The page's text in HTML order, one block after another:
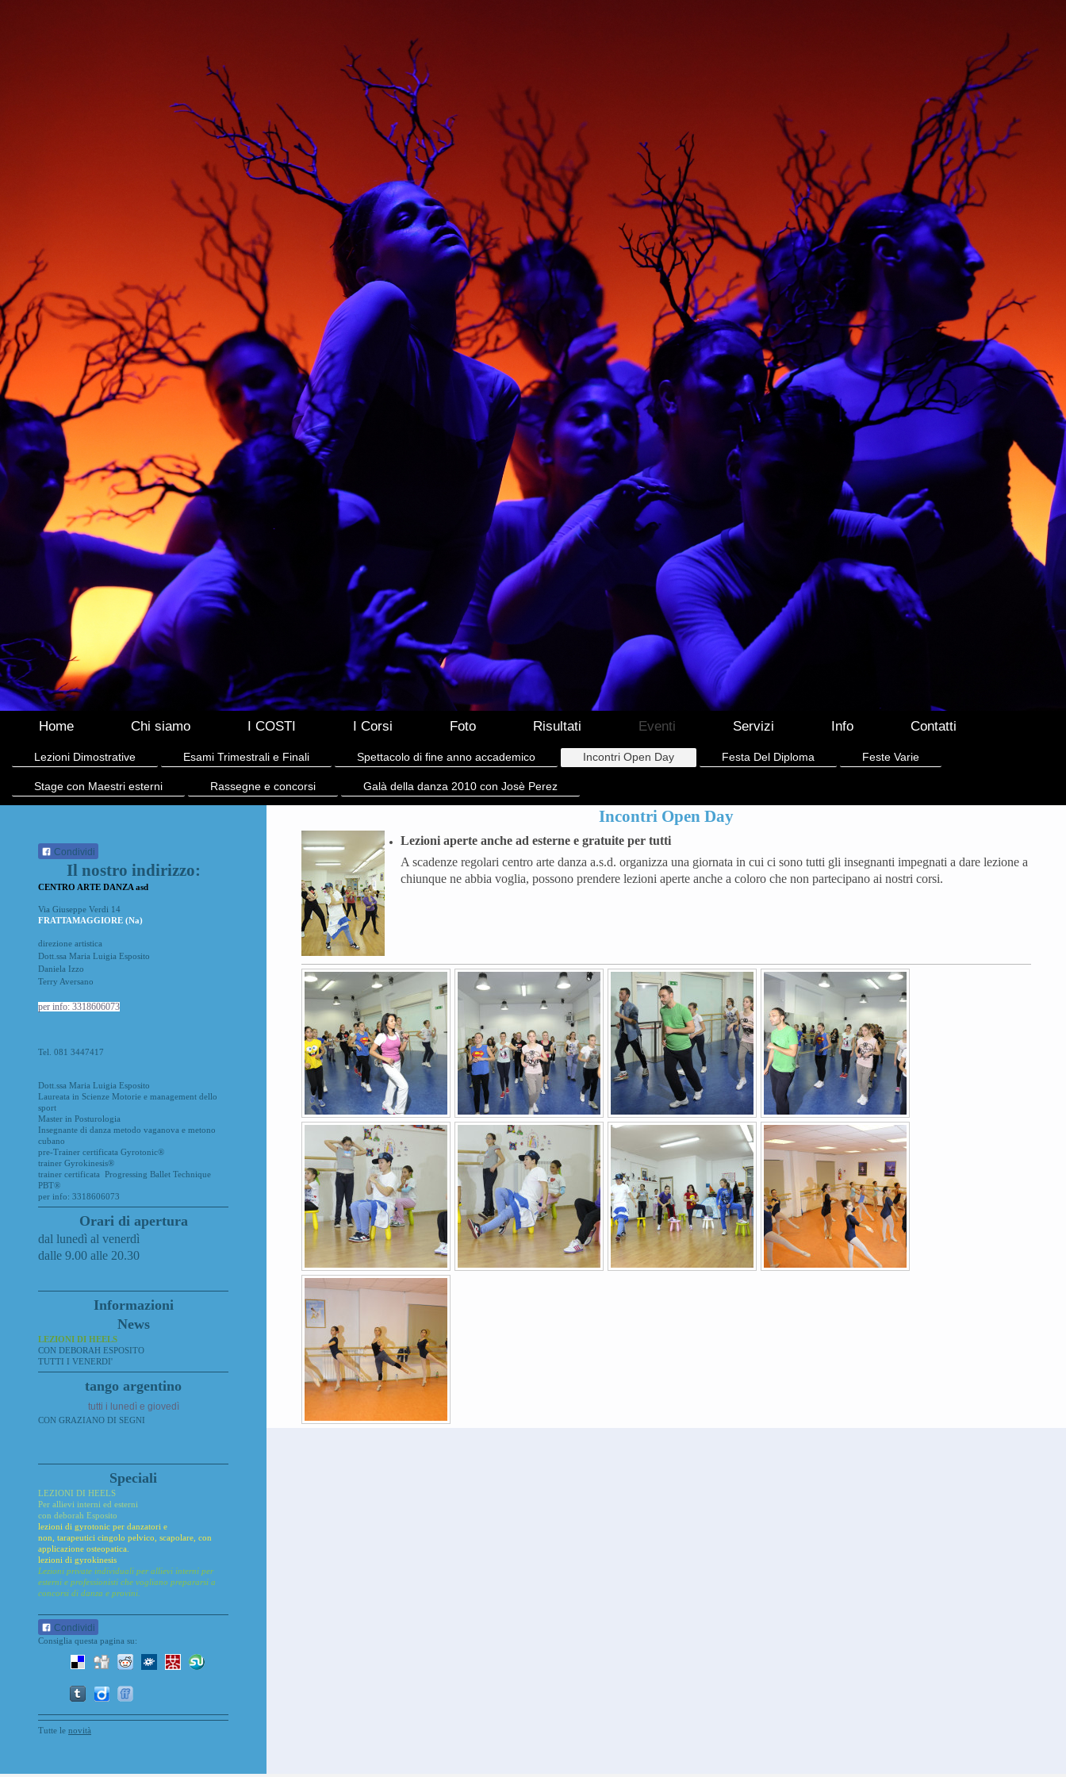
Home Chi siamo I COSTI I Corsi Foto Risultati Eventi Servizi Info Contatti
Lezioni Dimostrative Esami Trimestrali e Finali Spettacolo di fine anno accademico Incontri Open Day Festa Del Diploma Feste Varie
Stage con Maestri esterni Rassegne e concorsi Galà della danza 2010 con Josè Perez
Incontri Open Day
Lezioni aperte anche ad esterne e gratuite per tutti
A scadenze regolari centro arte danza a.s.d. organizza una giornata in cui ci sono tutti gli insegnanti impegnati a dare lezione a
chiunque ne abbia voglia, possono prendere lezioni aperte anche a coloro che non partecipano ai nostri corsi.
Condividi
Il nostro indirizzo:
CENTRO ARTE DANZA asd
Via Giuseppe Verdi 14
FRATTAMAGGIORE (Na)
direzione artistica
Dott.ssa Maria Luigia Esposito
Daniela Izzo
Terry Aversano
per info: 3318606073
Tel. 081 3447417
Dott.ssa Maria Luigia Esposito
Laureata in Scienze Motorie e management dello
sport
Master in Posturologia
Insegnante di danza metodo vaganova e metono
cubano
pre-Trainer certificata Gyrotonic®
trainer Gyrokinesis®
trainer certificata Progressing Ballet Technique
PBT®
per info: 3318606073
Orari di apertura
dal lunedì al venerdì
dalle 9.00 alle 20.30
Informazioni
News
LEZIONI DI HEELS
CON DEBORAH ESPOSITO
TUTTI I VENERDI'
tango argentino
tutti i lunedì e giovedì
CON GRAZIANO DI SEGNI
Speciali
LEZIONI DI HEELS
Per allievi interni ed esterni
con deborah Esposito
lezioni di gyrotonic per danzatori e
non, tarapeutici cingolo pelvico, scapolare, con
applicazione osteopatica.
lezioni di gyrokinesis
Lezioni private individuali per allievi interni per
esterni e professionisti che vogliano prepararsi a
concorsi di danza e provini.
Condividi
Consiglia questa pagina su:
Tutte le novità